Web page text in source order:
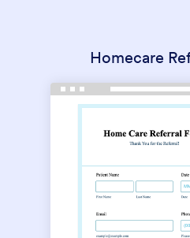
Homecare